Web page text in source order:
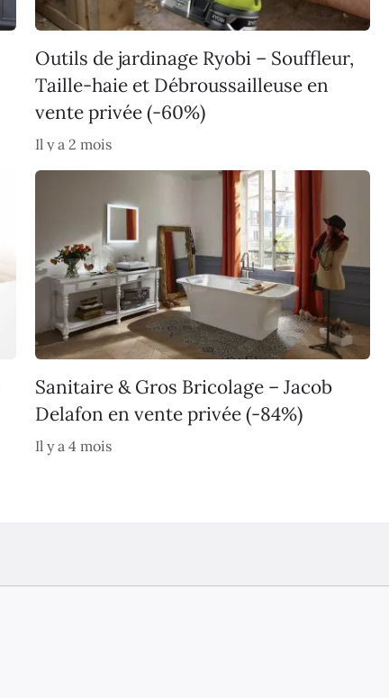
Outils de jardinage Ryobi – Souffleur,
Taille-haie et Débroussailleuse en
vente privée (-60%)
Il y a 2 mois
Sanitaire & Gros Bricolage – Jacob
Delafon en vente privée (-84%)
Il y a 4 mois